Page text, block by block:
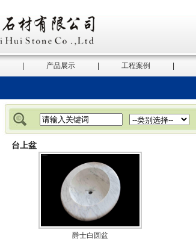
产品展示 工程案例
台上盆
爵士白圆盆